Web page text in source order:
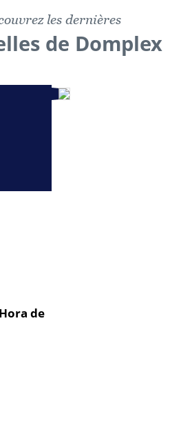
les dernières
de Domplex
de